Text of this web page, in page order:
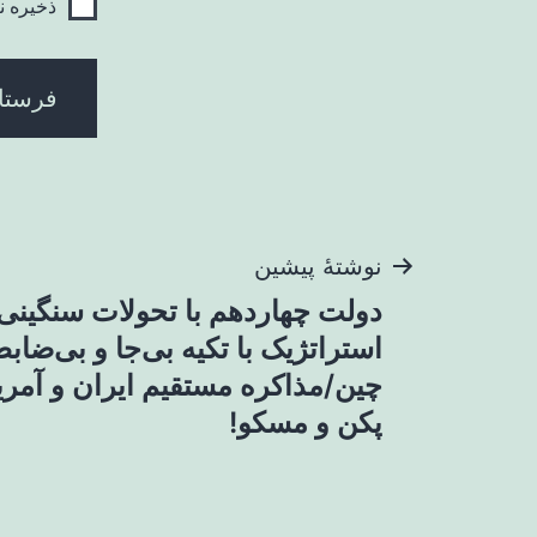
ذخیره
راهبری
نوشته
نوشتهٔ پیشین
دولت چهاردهم با تحولات
استراتژیک با تکیه بی‌جا و
چین/مذاکره مستقیم ایران و
پکن و مسکو!